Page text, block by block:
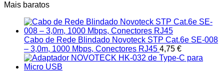
Mais baratos
Cabo de Rede Blindado Novoteck STP Cat.6e SE-008
– 3,0m, 1000 Mbps, Conectores RJ45 4,75 €